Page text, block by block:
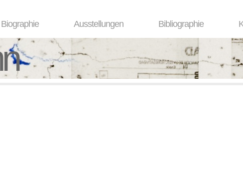
Biographie Ausstellungen Bibliographie